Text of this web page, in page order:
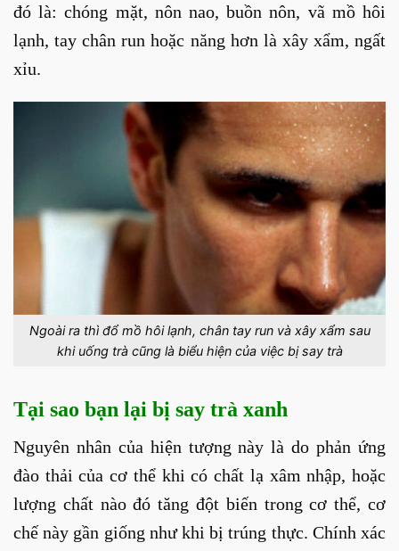
đó là: chóng mặt, nôn nao, buồn nôn, vã mồ hôi
lạnh, tay chân run hoặc năng hơn là xây xẩm, ngất
xỉu.
Ngoài ra thì đổ mồ hôi lạnh, chân tay run và xây xẩm sau
khi uống trà cũng là biểu hiện của việc bị say trà
Tại sao bạn lại bị say trà xanh
Nguyên nhân của hiện tượng này là do phản ứng
đào thải của cơ thể khi có chất lạ xâm nhập, hoặc
lượng chất nào đó tăng đột biến trong cơ thể, cơ
chế này gần giống như khi bị trúng thực. Chính xác